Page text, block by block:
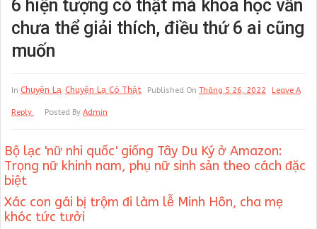
6 hiện tượng có thật mà khoa học vẫn
chưa thể giải thích, điều thứ 6 ai cũng
muốn
In Chuyện Lạ Chuyện Lạ Có Thật Published On Tháng 5 26, 2022 Leave A
Reply Posted By Admin
Bộ lạc 'nữ nhi quốc' giống Tây Du Ký ở Amazon:
Trọng nữ khinh nam, phụ nữ sinh sản theo cách đặc
biệt
Xác con gái bị trộm đi làm lễ Minh Hôn, cha mẹ
khóc tức tưởi